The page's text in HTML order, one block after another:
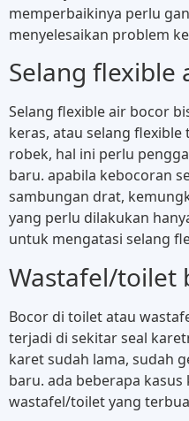
memperbaikinya perlu
menyelesaikan problem
Selang flexible
Selang flexible air bocor
keras, atau selang
robek, hal ini perlu
baru. apabila kebocoran
sambungan drat,
yang perlu dilakukan
untuk mengatasi selang
Wastafel/toilet
Bocor di toilet atau
terjadi di sekitar seal
karet sudah lama, sudah
baru. ada beberapa
wastafel/toilet yang